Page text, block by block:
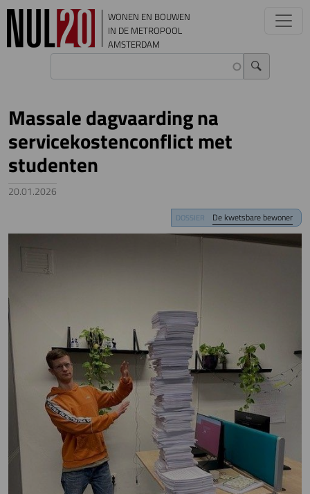
Overslaan en naar de inhoud gaan
WONEN EN BOUWEN
IN DE METROPOOL
AMSTERDAM
Massale dagvaarding na
servicekostenconflict met
studenten
20.01.2026
DOSSIER De kwetsbare bewoner